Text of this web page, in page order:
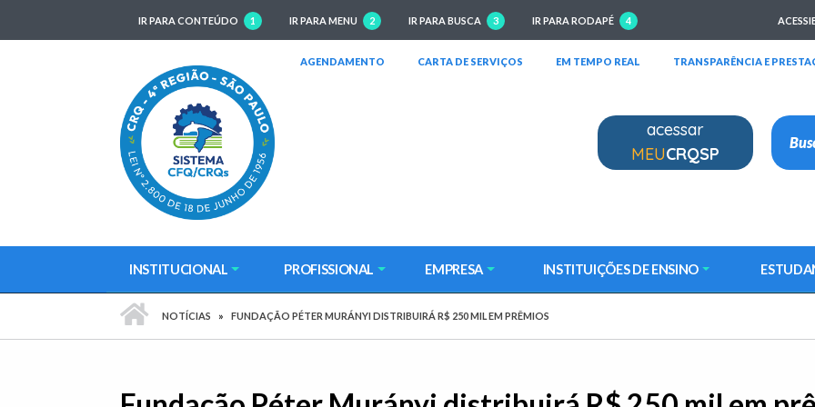
IR PARA CONTEÚDO 1 IR PARA MENU 2 IR PARA BUSCA 3 IR PARA RODAPÉ 4
AGENDAMENTO (ABRIRÁ EM NOVA JANELA)
CARTA DE SERVIÇOS (ABRIRÁ EM NOVA JANELA)
EM TEMPO REAL (ABRIRÁ EM NOVA JANELA)
TRANSPARÊNCIA E
acessar
MEUCRQSP
INSTITUCIONAL PROFISSIONAL EMPRESA INSTITUIÇÕES DE ENSINO
PÁGINA INICIAL
NOTÍCIAS FUNDAÇÃO PÉTER MURÁNYI DISTRIBUIRÁ R$ 250 MIL EM PRÊMIOS